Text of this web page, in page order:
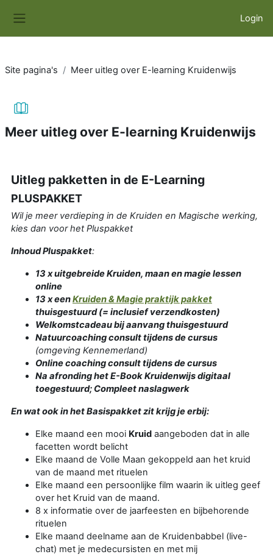
Login
Site pagina's Meer uitleg over E-learning Kruidenwijs
Meer uitleg over E-learning Kruidenwijs
Uitleg pakketten in de E-Learning
PLUSPAKKET
Wil je meer verdieping in de Kruiden en Magische werking,
kies dan voor het Pluspakket
Inhoud Pluspakket:
13 x uitgebreide Kruiden, maan en magie lessen
online
13 x eenKruiden & Magie praktijk pakket
thuisgestuurd (= inclusief verzendkosten)
Welkomstcadeau bij aanvang thuisgestuurd
Natuurcoaching consult tijdens de cursus
(omgeving Kennemerland)
Online coaching consult tijdens de cursus
Na afronding het E-Book Kruidenwijs digitaal
toegestuurd; Compleet naslagwerk
En wat ook in het Basispakket zit krijg je erbij:
Elke maand een mooi Kruid aangeboden dat in alle
facetten wordt belicht
Elke maand de Volle Maan gekoppeld aan het kruid
van de maand met rituelen
Elke maand een persoonlijke film waarin ik uitleg geef
over het Kruid van de maand.
8 x informatie over de jaarfeesten en bijbehorende
rituelen
Elke maand deelname aan de Kruidenbabbel (live-
chat) met je medecursisten en met mij